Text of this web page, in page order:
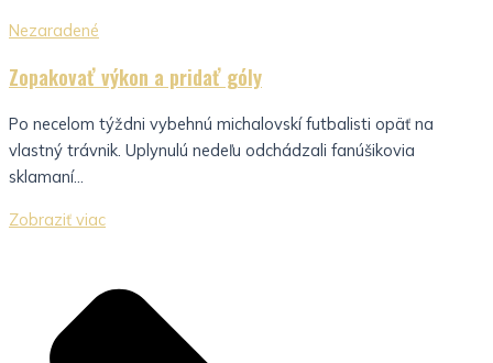
Nezaradené
Zopakovať výkon a pridať góly
Po necelom týždni vybehnú michalovskí futbalisti opäť na
vlastný trávnik. Uplynulú nedeľu odchádzali fanúšikovia
sklamaní...
Zobraziť viac